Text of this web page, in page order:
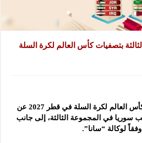
بتصفيات كأس العالم لكرة السلة
وضعت قرعة تصفيات كأس العالم لكرة السلة في قطر 2027 عن
سوريا في المجموعة الثالثة، إلى جانب
وفقاً لوكالة “سانا”.